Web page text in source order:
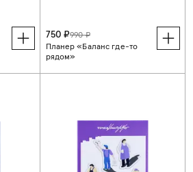
750 ₽990 ₽
Планер «Баланс где-то
рядом»